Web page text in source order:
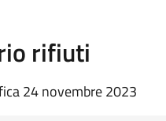
rifiuti
24 novembre 2023